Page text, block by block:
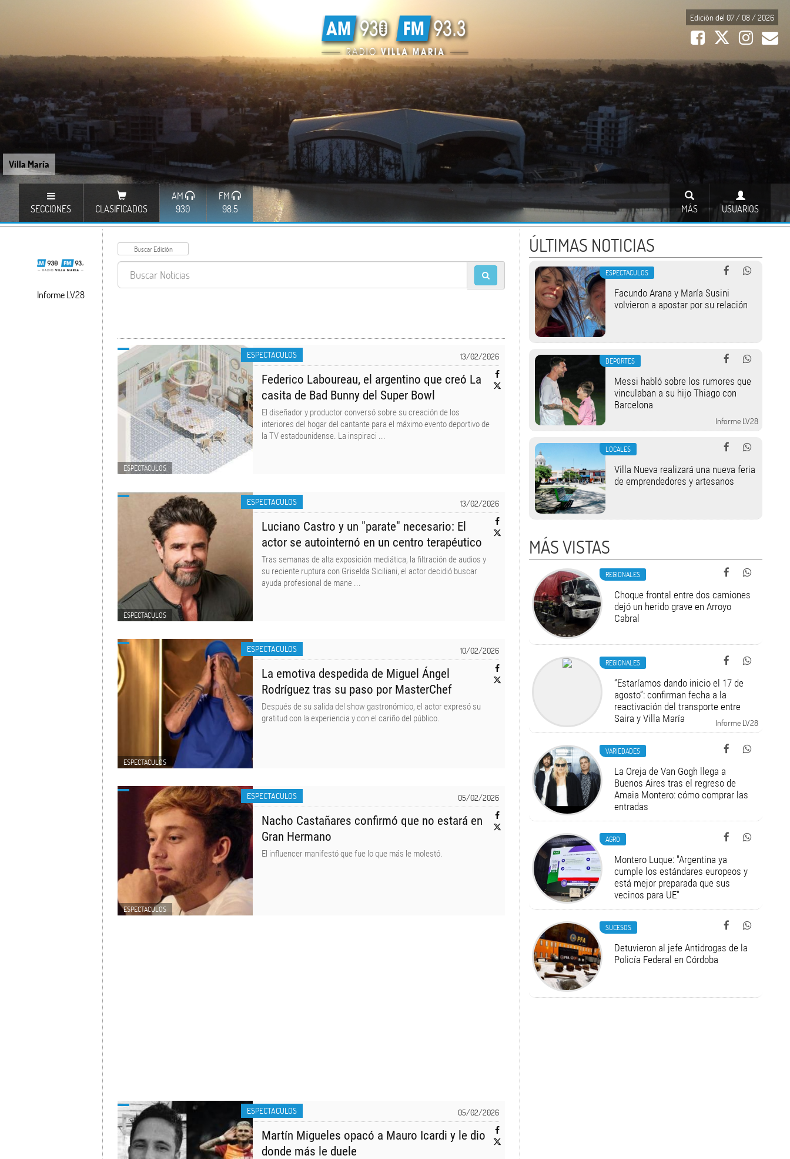
Villa María
Edición del 07 / 08 / 2026
SECCIONES CLASIFICADOS
AM
930
FM
98.5
USUARIOS
MÁS
Informe LV28
13/02/2026
ESPECTACULOS
ESPECTACULOS
Federico Laboureau, el argentino que creó La
casita de Bad Bunny del Super Bowl
El diseñador y productor conversó sobre su creación de los
interiores del hogar del cantante para el máximo evento deportivo de
la TV estadounidense. La inspiraci ...
13/02/2026
ESPECTACULOS
ESPECTACULOS
Luciano Castro y un "parate" necesario: El
actor se autointernó en un centro terapéutico
Tras semanas de alta exposición mediática, la filtración de audios y
su reciente ruptura con Griselda Siciliani, el actor decidió buscar
ayuda profesional de mane ...
10/02/2026
ESPECTACULOS
ESPECTACULOS
La emotiva despedida de Miguel Ángel
Rodríguez tras su paso por MasterChef
Después de su salida del show gastronómico, el actor expresó su
gratitud con la experiencia y con el cariño del público.
05/02/2026
ESPECTACULOS
ESPECTACULOS
Nacho Castañares confirmó que no estará en
Gran Hermano
El influencer manifestó que fue lo que más le molestó.
05/02/2026
ESPECTACULOS
Martín Migueles opacó a Mauro Icardi y le dio
donde más le duele
ÚLTIMAS NOTICIAS
ESPECTACULOS
Facundo Arana y María Susini
volvieron a apostar por su relación
DEPORTES
Messi habló sobre los rumores que
vinculaban a su hijo Thiago con
Barcelona
Informe LV28
LOCALES
Villa Nueva realizará una nueva feria
de emprendedores y artesanos
MÁS VISTAS
REGIONALES
Choque frontal entre dos camiones
dejó un herido grave en Arroyo
Cabral
REGIONALES
“Estaríamos dando inicio el 17 de
agosto”: confirman fecha a la
reactivación del transporte entre
Saira y Villa María
Informe LV28
VARIEDADES
La Oreja de Van Gogh llega a
Buenos Aires tras el regreso de
Amaia Montero: cómo comprar las
entradas
AGRO
Montero Luque: "Argentina ya
cumple los estándares europeos y
está mejor preparada que sus
vecinos para UE"
SUCESOS
Detuvieron al jefe Antidrogas de la
Policía Federal en Córdoba